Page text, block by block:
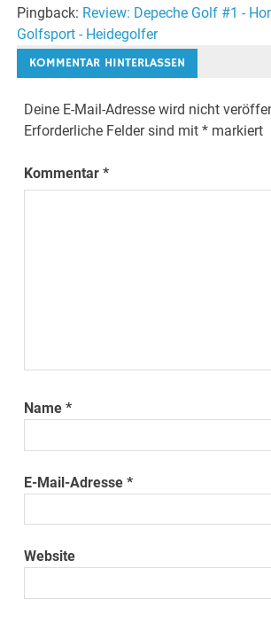
Pingback: Review: Depeche Golf #1 -
Golfsport - Heidegolfer
KOMMENTAR HINTERLASSEN
Deine E-Mail-Adresse wird nicht
Erforderliche Felder sind mit* markiert
Kommentar*
Name*
E-Mail-Adresse*
Website